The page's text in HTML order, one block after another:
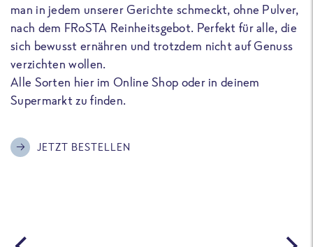
man in jedem unserer Gerichte schmeckt, ohne Pulver,
nach dem FRoSTA Reinheitsgebot. Perfekt für alle, die
sich bewusst ernähren und trotzdem nicht auf Genuss
verzichten wollen.
Alle Sorten hier im Online Shop oder in deinem
Supermarkt zu finden.
JETZT BESTELLEN